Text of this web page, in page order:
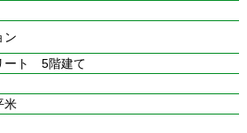
ン
ート 5階建て
米